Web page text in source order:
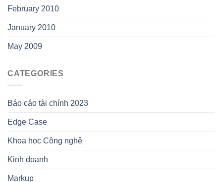
February 2010
January 2010
May 2009
CATEGORIES
Báo cáo tài chính 2023
Edge Case
Khoa học Công nghệ
Kinh doanh
Markup